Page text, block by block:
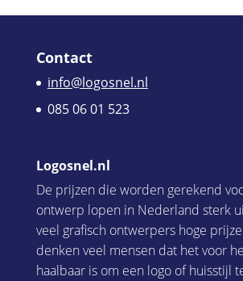
Contact
info@logosnel.nl
085 06 01 523
Logosnel.nl
De prijzen die worden gerekend
ontwerp lopen in Nederland sterk
veel grafisch ontwerpers hoge
denken veel mensen dat het voor
haalbaar is om een logo of huisstijl